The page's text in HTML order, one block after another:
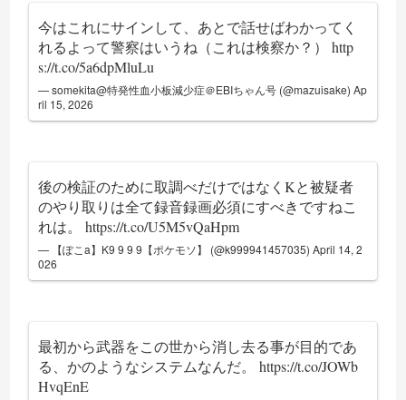
今はこれにサインして、あとで話せばわかってく
れるよって警察はいうね（これは検察か？）http
s://t.co/5a6dpMluLu
— somekita@特発性血小板減少症＠EBIちゃん号 (@mazuisake)Ap
ril 15, 2026
後の検証のために取調べだけではなくKと被疑者
のやり取りは全て録音録画必須にすべきですねこ
れは。https://t.co/U5M5vQaHpm
— 【ぽこa】K9 9 9 9【ポケモソ】 (@k999941457035)April 14, 2
026
最初から武器をこの世から消し去る事が目的であ
る、かのようなシステムなんだ。https://t.co/JOWb
HvqEnE